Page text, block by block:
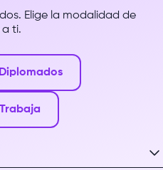
Elige la modalidad de
ti.